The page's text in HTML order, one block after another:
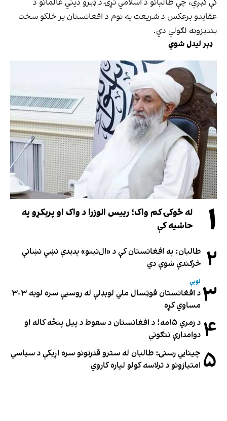
کې کېږي، چې طالبانو د اسلامي نړۍ د ډېرو دیني عالمانو د
عقایدو برعکس د شریعت په نوم د افغانستان پر خلکو سخت
بندیزونه لګولي دي.
ډېر لیدل شوي
۱
له څوکۍ کم واک؛ رییس الوزرا د واک او پرېکړو په
حاشیه کې
۲ طالبان: په افغانستان کې د «ال‌نینو» پدیدې نښې نښانې
څرګندې شوې دي
۳ لوبې
د افغانستان فوټسال ملي لوبډلې له روسیې سره لوبه ۳-۳
مساوي کړه
۴
د زمري ۱۵مه؛ د افغانستان د سقوط د پیل پنځه کاله او
دوامدارې ننګونې
۵ چینایي رسنۍ: طالبان له سترو قدرتونو سره اړیکې د سیاسي
امتیازونو د ترلاسه کولو لپاره کاروي